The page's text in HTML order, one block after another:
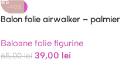
-40%
Balon folie airwalker – palmier
Baloane folie figurine
65,00lei 39,00 lei